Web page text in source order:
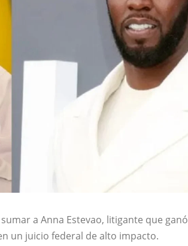
a Anna Estevao, litigante que
un juicio federal de alto impacto.